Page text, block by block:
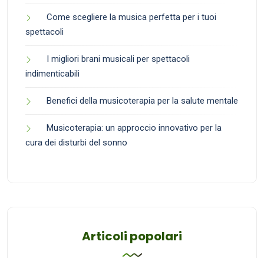
Come scegliere la musica perfetta per i tuoi
spettacoli
I migliori brani musicali per spettacoli
indimenticabili
Benefici della musicoterapia per la salute mentale
Musicoterapia: un approccio innovativo per la
cura dei disturbi del sonno
Articoli popolari